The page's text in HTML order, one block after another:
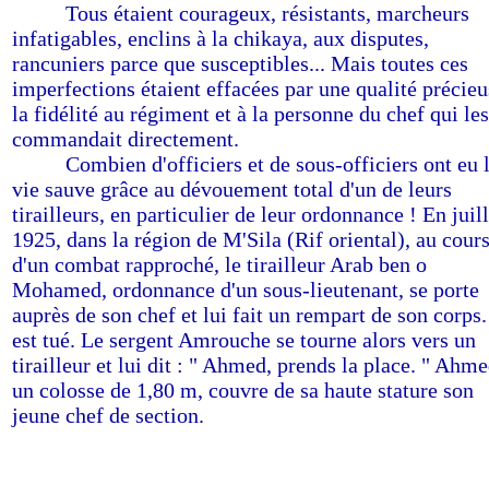
Tous étaient courageux, résistants, marcheurs
infatigables, enclins à la chikaya, aux disputes,
rancuniers parce que susceptibles... Mais toutes ces
imperfections étaient effacées par une qualité
la fidélité au régiment et à la personne du chef qui les
commandait directement.
Combien d'officiers et de sous-officiers ont eu
vie sauve grâce au dévouement total d'un de leurs
tirailleurs, en particulier de leur ordonnance ! En
1925, dans la région de M'Sila (Rif oriental), au cours
d'un combat rapproché, le tirailleur Arab ben o
Mohamed, ordonnance d'un sous-lieutenant, se porte
auprès de son chef et lui fait un rempart de son
est tué. Le sergent Amrouche se tourne alors vers un
tirailleur et lui dit : " Ahmed, prends la place. "
un colosse de 1,80 m, couvre de sa haute stature son
jeune chef de section.